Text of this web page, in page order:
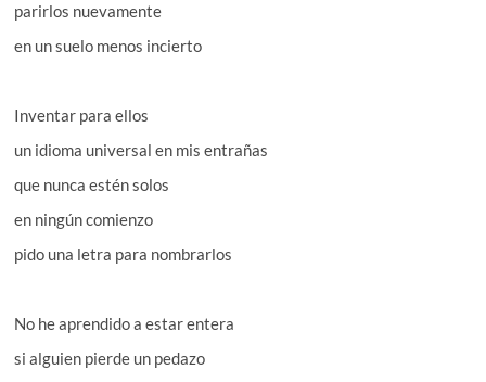
parirlos nuevamente
en un suelo menos incierto
Inventar para ellos
un idioma universal en mis entrañas
que nunca estén solos
en ningún comienzo
pido una letra para nombrarlos
No he aprendido a estar entera
si alguien pierde un pedazo